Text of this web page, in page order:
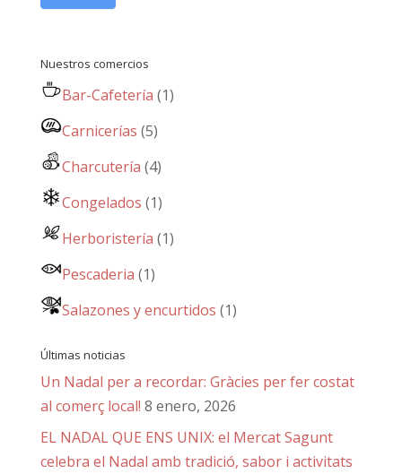
Nuestros comercios
Bar-Cafetería (1)
Carnicerías (5)
Charcutería (4)
Congelados (1)
Herboristería (1)
Pescaderia (1)
Salazones y encurtidos (1)
Últimas noticias
Un Nadal per a recordar: Gràcies per fer costat
al comerç local! 8 enero, 2026
EL NADAL QUE ENS UNIX: el Mercat Sagunt
celebra el Nadal amb tradició, sabor i activitats